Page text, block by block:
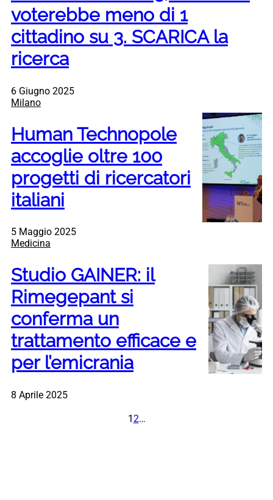
voterebbe meno di 1
cittadino su 3. SCARICA la
ricerca
6 Giugno 2025
Milano
Human Technopole
accoglie oltre 100
progetti di ricercatori
italiani
5 Maggio 2025
Medicina
Studio GAINER: il
Rimegepant si
conferma un
trattamento efficace e
per l’emicrania
8 Aprile 2025
1 2…